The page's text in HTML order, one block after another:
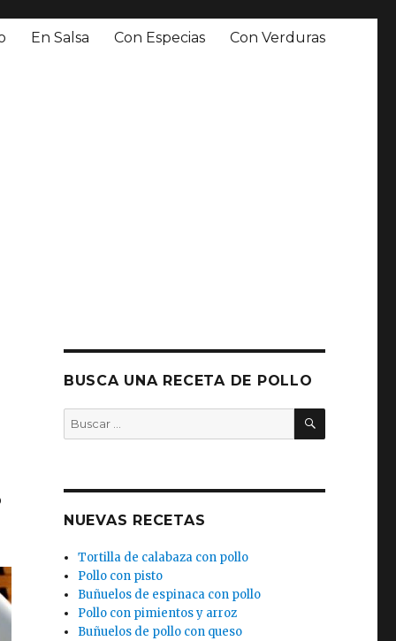
En Salsa Con Especias Con Verduras
BUSCA UNA RECETA DE POLLO
Buscar
por:
BUSCAR
NUEVAS RECETAS
Tortilla de calabaza con pollo
Pollo con pisto
Buñuelos de espinaca con pollo
Pollo con pimientos y arroz
Buñuelos de pollo con queso